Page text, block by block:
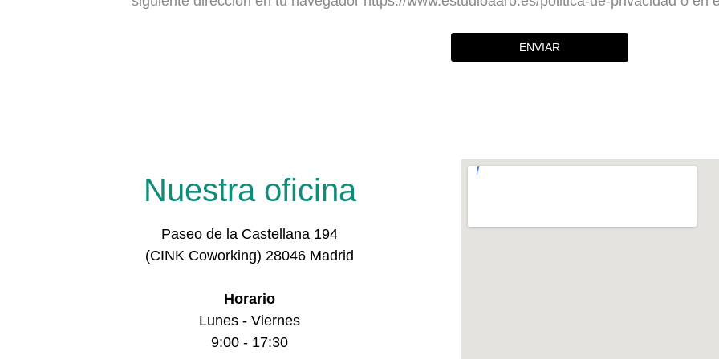
ENVIAR
Nuestra oficina
Paseo de la Castellana 194
(CINK Coworking) 28046 Madrid
Horario
Lunes - Viernes
9:00 - 17:30